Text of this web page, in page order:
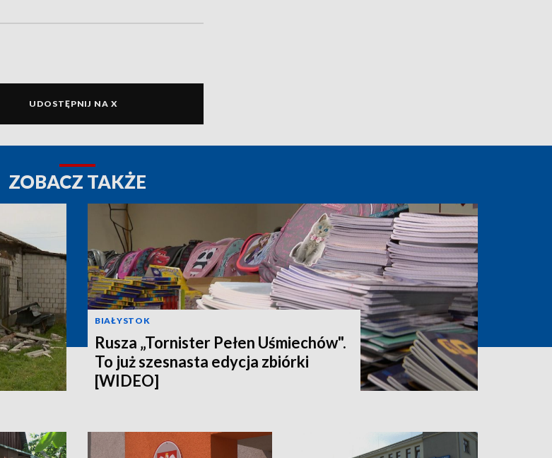
UDOSTĘPNIJ NA X
ZOBACZ TAKŻE
BIAŁYSTOK
Rusza „Tornister Pełen Uśmiechów".
To już szesnasta edycja zbiórki
[WIDEO]